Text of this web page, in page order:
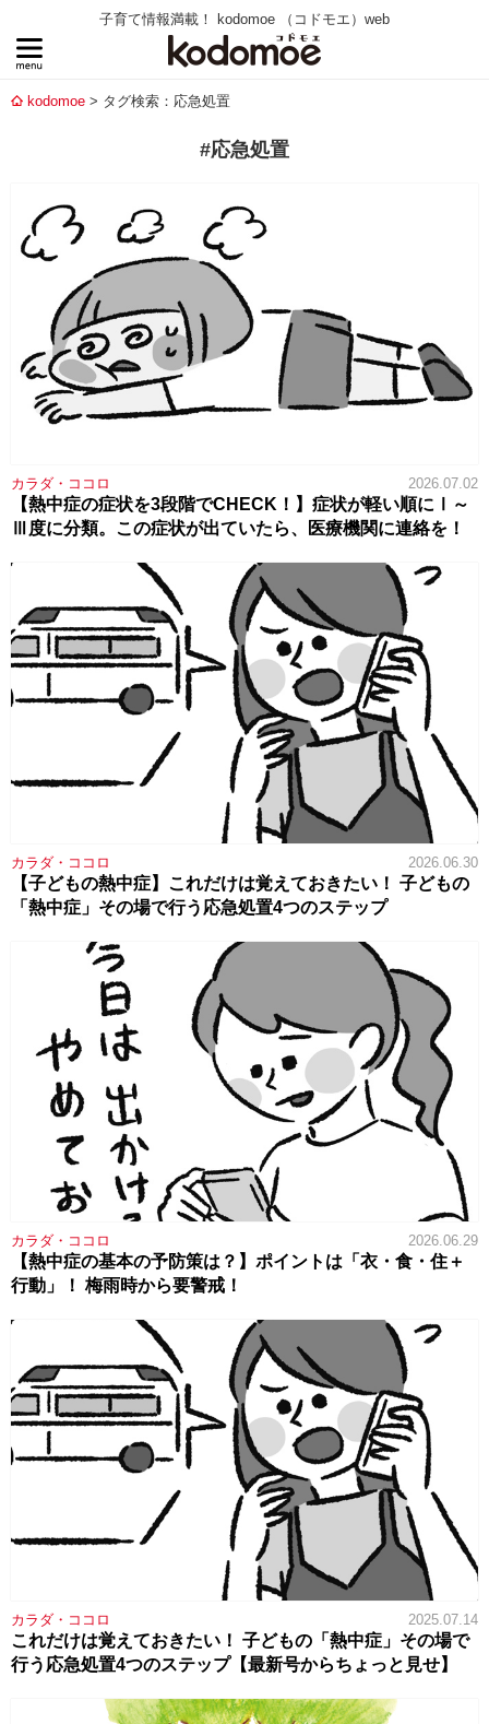
子育て情報満載！ kodomoe （コドモエ）web
kodomoe タグ検索：応急処置
#応急処置
カラダ・ココロ 2026.07.02
【熱中症の症状を3段階でCHECK！】症状が軽い順にⅠ～
Ⅲ度に分類。この症状が出ていたら、医療機関に連絡を！
カラダ・ココロ 2026.06.30
【子どもの熱中症】これだけは覚えておきたい！ 子どもの
「熱中症」その場で行う応急処置4つのステップ
カラダ・ココロ 2026.06.29
【熱中症の基本の予防策は？】ポイントは「衣・食・住＋
行動」！ 梅雨時から要警戒！
カラダ・ココロ 2025.07.14
これだけは覚えておきたい！ 子どもの「熱中症」その場で
行う応急処置4つのステップ【最新号からちょっと見せ】